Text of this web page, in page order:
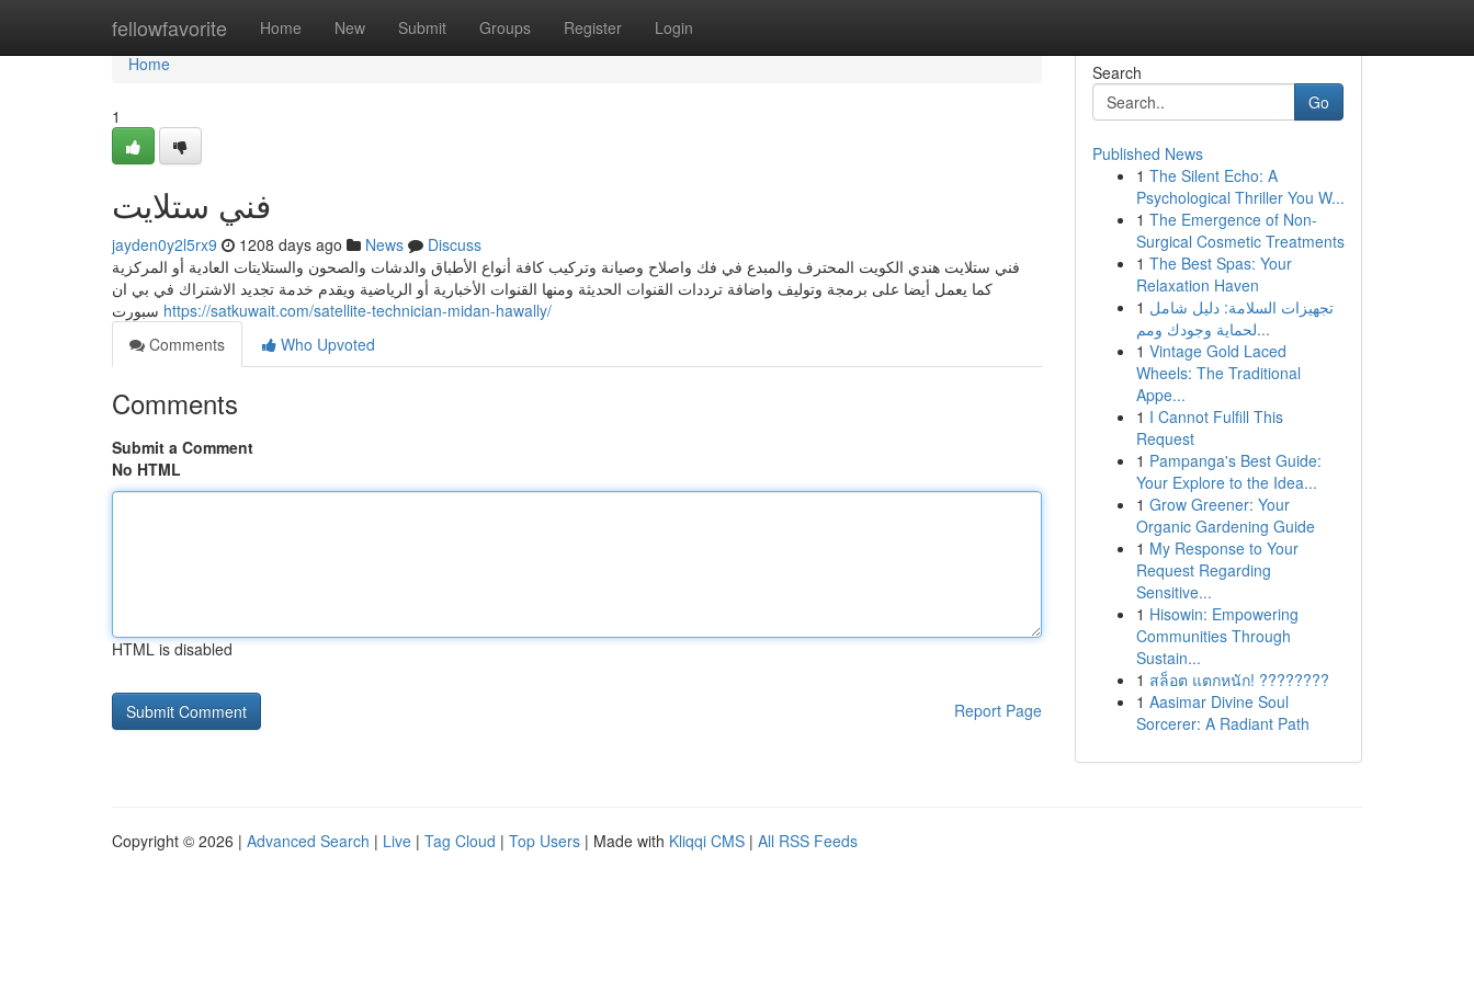
fellowfavorite Home New Submit Groups Register Login
Home
Home
1
فني ستلايت
jayden0y2l5rx9 1208 days ago News
Discuss
فني ستلايت هندي الكويت المحترف والمبدع في فك واصلاح وصيانة وتركيب كافة أنواع الأطباق والدشات والصحون والستلايتات العادية أو المركزية
كما يعمل أيضا على برمجة وتوليف واضافة ترددات القنوات الحديثة ومنها القنوات الأخبارية أو الرياضية ويقدم خدمة تجديد الاشتراك في بي ان
https://satkuwait.com/satellite-technician-midan-hawally/
Comments
Who Upvoted
Comments
Submit a Comment
No HTML
HTML is disabled
Report Page
Search
Go
Published News
1 The Silent Echo: A
Psychological Thriller You W...
1 The Emergence of Non-
Surgical Cosmetic Treatments
1 The Best Spas: Your
Relaxation Haven
1 تجهيزات السلامة: دليل شامل
لحماية وجودك ومم...
1 Vintage Gold Laced
Wheels: The Traditional
Appe...
1 I Cannot Fulfill This
Request
1 Pampanga's Best Guide:
Your Explore to the Idea...
1 Grow Greener: Your
Organic Gardening Guide
1 My Response to Your
Request Regarding
Sensitive...
1 Hisowin: Empowering
Communities Through
Sustain...
1 สล็อต แตกหนัก! ????????
1 Aasimar Divine Soul
Sorcerer: A Radiant Path
Copyright © 2026 | Advanced Search | Live | Tag Cloud | Top Users | Made with Kliqqi CMS | All RSS Feeds